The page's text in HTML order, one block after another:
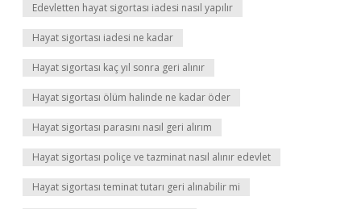
Edevletten hayat sigortası iadesi nasıl yapılır
Hayat sigortası iadesi ne kadar
Hayat sigortası kaç yıl sonra geri alınır
Hayat sigortası ölüm halinde ne kadar öder
Hayat sigortası parasını nasıl geri alırım
Hayat sigortası poliçe ve tazminat nasıl alınır edevlet
Hayat sigortası teminat tutarı geri alınabilir mi